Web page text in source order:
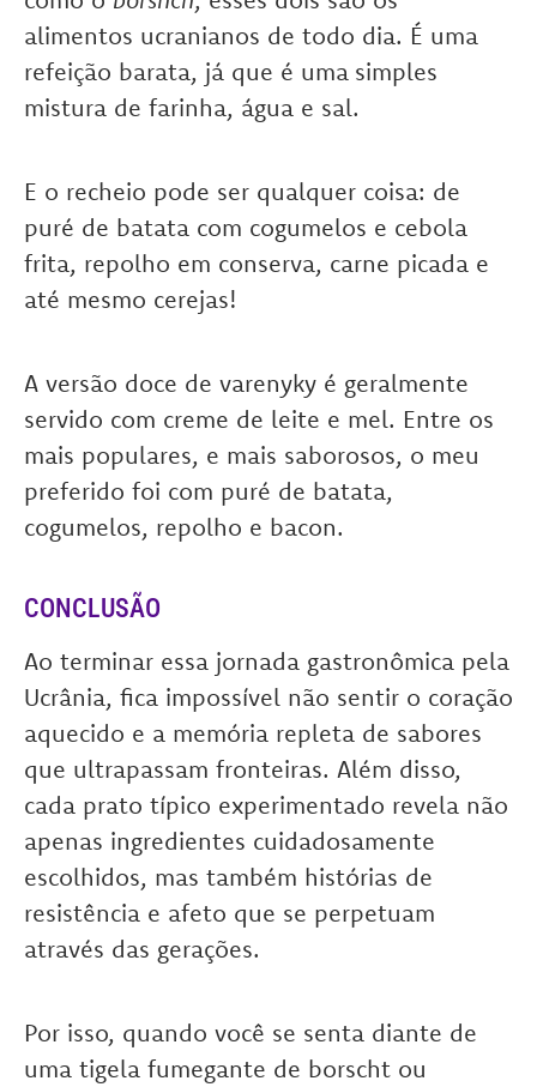
alimentos ucranianos de todo dia. É uma
refeição barata, já que é uma simples
mistura de farinha, água e sal.
E o recheio pode ser qualquer coisa: de
puré de batata com cogumelos e cebola
frita, repolho em conserva, carne picada e
até mesmo cerejas!
A versão doce de varenyky é geralmente
servido com creme de leite e mel. Entre os
mais populares, e mais saborosos, o meu
preferido foi com puré de batata,
cogumelos, repolho e bacon.
CONCLUSÃO
Ao terminar essa jornada gastronômica pela
Ucrânia, fica impossível não sentir o coração
aquecido e a memória repleta de sabores
que ultrapassam fronteiras. Além disso,
cada prato típico experimentado revela não
apenas ingredientes cuidadosamente
escolhidos, mas também histórias de
resistência e afeto que se perpetuam
através das gerações.
Por isso, quando você se senta diante de
uma tigela fumegante de borscht ou